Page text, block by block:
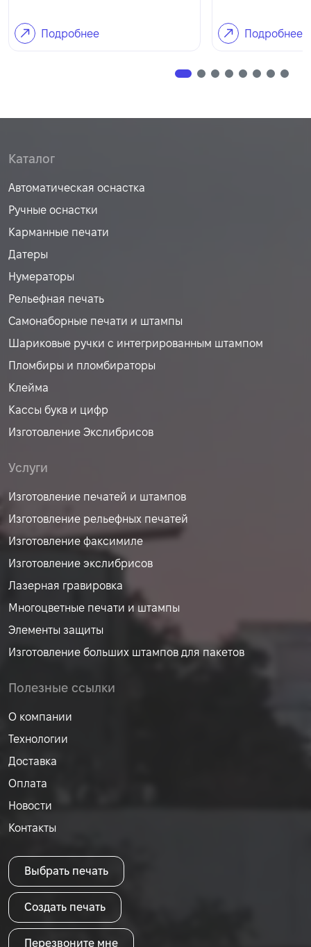
Подробнее Подробнее
Услуги
Изготовление печатей и штампов
Изготовление рельефных печатей
Изготовление факсимиле
Изготовление экслибрисов
Лазерная гравировка
Многоцветные печати и штампы
Элементы защиты
Изготовление больших штампов для пакетов
Каталог
Автоматическая оснастка
Ручные оснастки
Карманные печати
Датеры
Нумераторы
Рельефная печать
Самонаборные печати и штампы
Шариковые ручки с интегрированным штампом
Пломбиры и пломбираторы
Клейма
Кассы букв и цифр
Изготовление Экслибрисов
Полезные ссылки
О компании
Технологии
Доставка
Оплата
Новости
Контакты
Выбрать печать
Создать печать
Перезвоните мне